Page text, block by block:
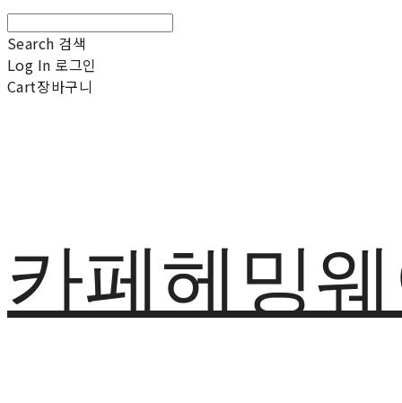
Search 검색
Log In 로그인
Cart장바구니
카페헤밍